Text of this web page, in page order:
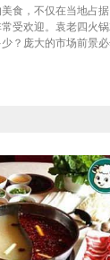
食，不仅在当地占
受欢迎。袁老四火
？庞大的市场前景
袁老四火锅加盟至少